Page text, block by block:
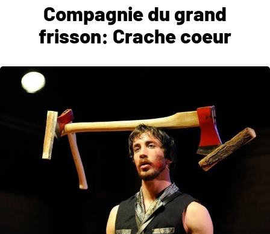
Compagnie du grand
frisson: Crache coeur